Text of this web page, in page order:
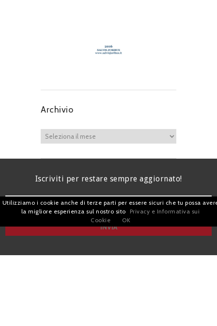
Archivio
Iscriviti per restare sempre aggiornato!
Utilizziamo i cookie anche di terze parti per essere sicuri che tu possa
la migliore esperienza sul nostro sito
Privacy e Informativa sui
Cookie
OK